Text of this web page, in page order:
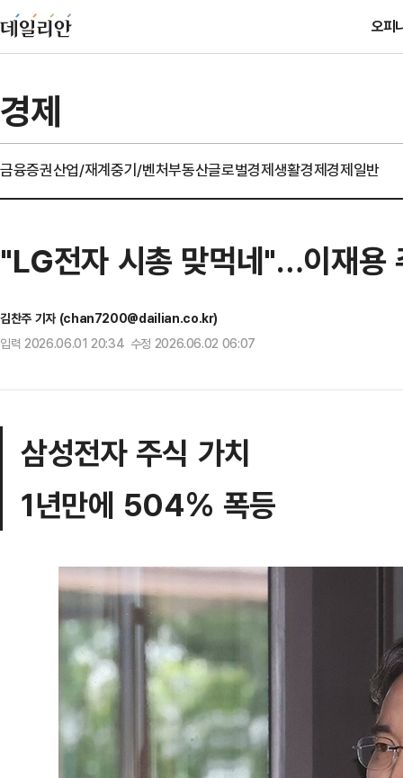
오피
경제
금융증권산업/재계중기/벤처부동산글로벌경제생활경제경제일반
"LG전자 시총 맞먹네"…이재용
김찬주 기자 (chan7200@dailian.co.kr)
입력 2026.06.01 20:34 수정 2026.06.02 06:07
삼성전자 주식 가치
1년만에 504% 폭등